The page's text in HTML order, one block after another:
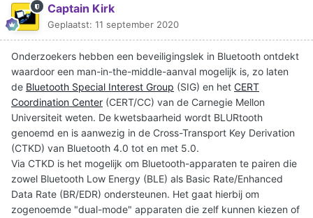
Captain Kirk
Geplaatst: 11 september 2020
Onderzoekers hebben een beveiligingslek in Bluetooth ontdekt
waardoor een man-in-the-middle-aanval mogelijk is, zo laten
de Bluetooth Special Interest Group (SIG) en het CERT
Coordination Center (CERT/CC) van de Carnegie Mellon
Universiteit weten. De kwetsbaarheid wordt BLURtooth
genoemd en is aanwezig in de Cross-Transport Key Derivation
(CTKD) van Bluetooth 4.0 tot en met 5.0.
Via CTKD is het mogelijk om Bluetooth-apparaten te pairen die
zowel Bluetooth Low Energy (BLE) als Basic Rate/Enhanced
Data Rate (BR/EDR) ondersteunen. Het gaat hierbij om
zogenoemde "dual-mode" apparaten die zelf kunnen kiezen of